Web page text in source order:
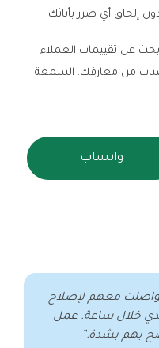
إلحاق أي ضرر بأثاثك.
عن تقييمات العملاء
من معارفك. السمعة
واتساب
معهم لإصلاح
خلال ساعة. عمل
بهم بشدة.”